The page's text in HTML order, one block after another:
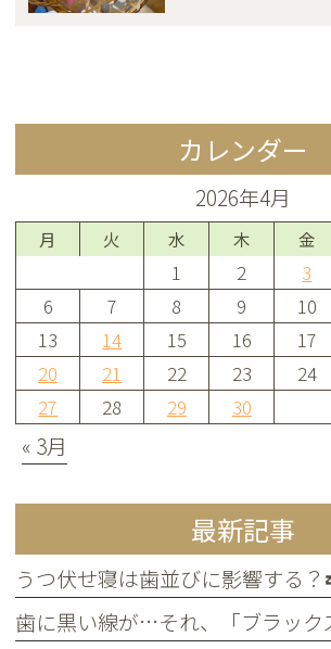
カレンダー
2026年4月
月 火 水 木 金
1 2 3
6
7 8 9 10
13
14 15 16 17
20
21 22 23 24
27
28 29 30
« 3月
最新記事
うつ伏せ寝は歯並びに影響する？